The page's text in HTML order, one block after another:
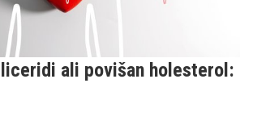
ali povišan holesterol: